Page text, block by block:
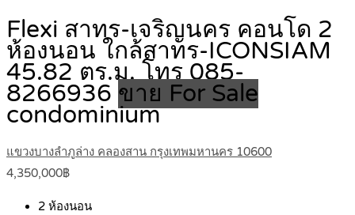
Flexi สาทร-เจริญนคร คอนโด 2
ห้องนอน ใกล้สาทร-ICONSIAM
45.82 ตร.ม. โทร 085-
8266936 ขาย For Sale
condominium
แขวงบางลำภูล่าง คลองสาน กรุงเทพมหานคร 10600
4,350,000฿
2 ห้องนอน